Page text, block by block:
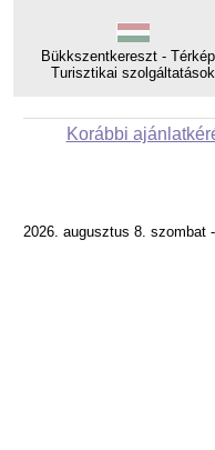
Bükkszentkereszt -
Turisztikai szolgáltatások
Korábbi
2026. augusztus 8. szombat